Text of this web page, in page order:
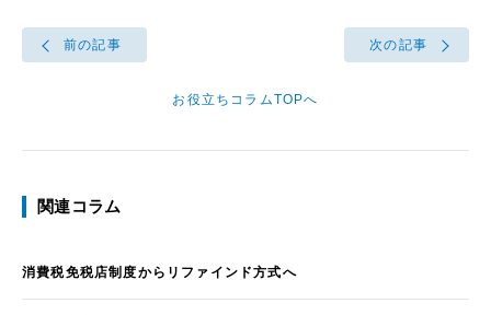
前の記事
お役立ちコラムTOPへ
次の記事
関連コラム
消費税免税店制度からリファインド方式へ